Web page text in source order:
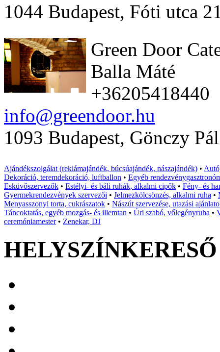
1044 Budapest, Fóti utca
Green Door
Balla Máté
+36205418440
info@greendoor.hu
1093 Budapest, Gönczy
Ajándékszolgálat (reklámajándék, búcsúajándék, nászajándék) •
Dekoráció, teremdekoráció, luftballon • Egyéb
Esküvőszervezők • Estélyi- és báli ruhák, alkalmi cipők • Fény- és
Gyermekrendezvények szervezői • Jelmezkölcsönzés, alkalmi ruha •
Menyasszonyi torta, cukrászatok • Nászút szervezése, utazási
Táncoktatás, egyéb mozgás- és illemtan • Úri szabó, vőlegényruha •
ceremóniamester• Zenekar, DJ
HELYSZÍNKERESŐ